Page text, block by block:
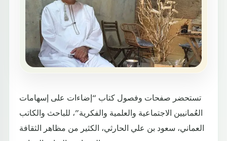
تستحضر صفحات وفصول كتاب “إضاءات على إسهامات
العُمانيين الاجتماعية والعلمية والفكرية”، للباحث والكاتب
العماني، سعود بن علي الحارثي، الكثير من مظاهر الثقافة